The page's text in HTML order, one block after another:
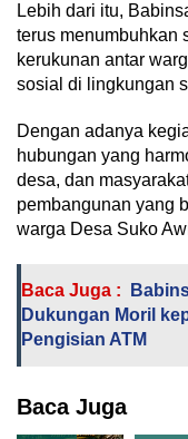
Lebih dari itu,
terus menumbuhkan
kerukunan antar
sosial di lingkungan
Dengan adanya
hubungan yang
desa, dan
pembangunan yang
warga Desa Suko
Baca Juga :
Dukungan Moril
Pengisian ATM
Baca Juga